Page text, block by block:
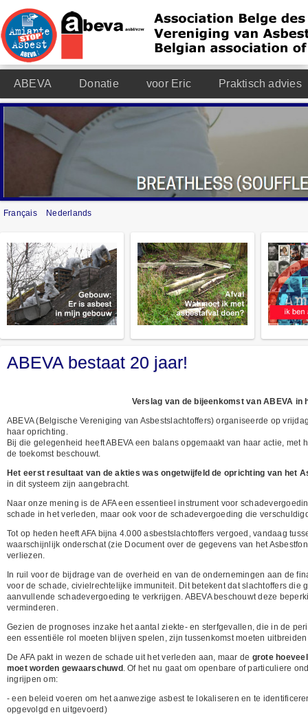
ABEVA Donatie voor Eric Praktisch advies
Français Nederlands
ABEVA bestaat 20 jaar!
Verslag van de bijeenkomst van ABEVA
ABEVA (Belgische Vereniging van Asbestslachtoffers) organiseerde op
haar oprichting.
Bij die gelegenheid heeft ABEVA een balans opgemaakt van haar actie,
de toekomst beschouwt.
Het eerst resultaat van de akties was ongetwijfeld de oprichting van het
in dit systeem zijn aangebracht.
Naar onze mening is de AFA een essentieel instrument voor
schade in het verleden, maar ook voor de schadevergoeding die
Tot op heden heeft AFA bijna 4.000 asbestslachtoffers vergoed, vandaag
waarschijnlijk onderschat (zie Document over de gegevens van het
verliezen.
In ruil voor de bijdrage van de overheid en van de ondernemingen aan de
voor de schade, civielrechtelijke immuniteit. Dit betekent dat slachtoffers
aanvullende schadevergoeding te verkrijgen. ABEVA beschouwt deze
verminderen.
Gezien de prognoses inzake het aantal ziekte- en sterfgevallen, die in de
een essentiële rol moeten blijven spelen, zijn tussenkomst moeten
De AFA pakt in wezen de schade uit het verleden aan, maar de grote
moet worden gewaarschuwd. Of het nu gaat om openbare of particuliere
ingrijpen om:
- een beleid voeren om het aanwezige asbest te lokaliseren en te
opgevolgd en uitgevoerd)